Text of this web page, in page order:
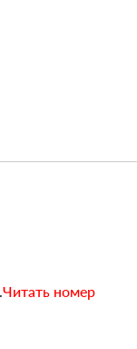
Читать номер